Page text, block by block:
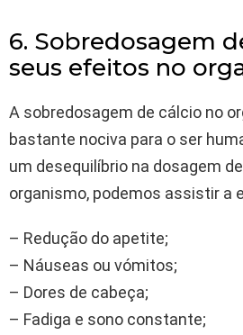
6. Sobredosagem
seus efeitos no
A sobredosagem de cálcio no
bastante nociva para o ser
um desequilíbrio na dosagem
organismo, podemos assistir a
– Redução do apetite;
– Náuseas ou vómitos;
– Dores de cabeça;
– Fadiga e sono constante;